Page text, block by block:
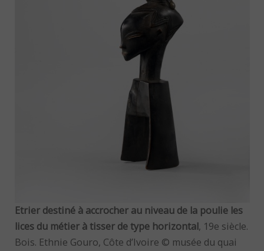
Etrier destiné à accrocher au niveau de la poulie les
lices du métier à tisser de type horizontal, 19e siècle.
Bois. Ethnie Gouro, Côte d’Ivoire © musée du quai